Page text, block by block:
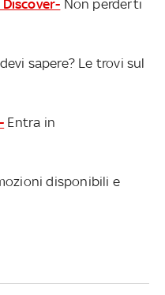
Non perderti
sapere? Le trovi sul
Entra in
disponibili e